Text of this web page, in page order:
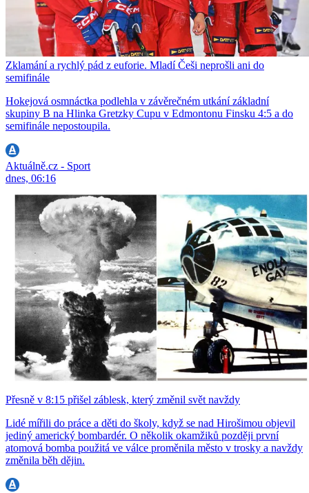
Zklamání a rychlý pád z euforie. Mladí Češi neprošli ani do
semifinále
Hokejová osmnáctka podlehla v závěrečném utkání základní
skupiny B na Hlinka Gretzky Cupu v Edmontonu Finsku 4:5 a do
semifinále nepostoupila.
Aktuálně.cz - Sport
dnes, 06:16
Přesně v 8:15 přišel záblesk, který změnil svět navždy
Lidé mířili do práce a děti do školy, když se nad Hirošimou objevil
jediný americký bombardér. O několik okamžiků později první
atomová bomba použitá ve válce proměnila město v trosky a navždy
změnila běh dějin.